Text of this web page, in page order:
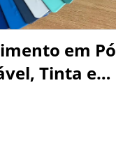
em Pó
Tinta em